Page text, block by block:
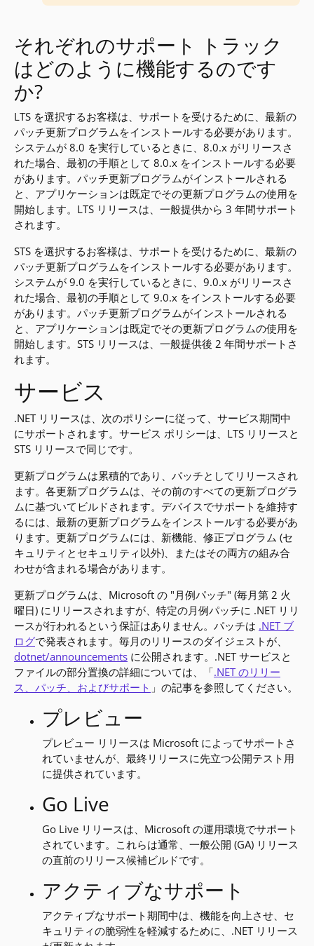
それぞれのサポート トラック
はどのように機能するのです
か?
LTS を選択するお客様は、サポートを受けるために、最新の
パッチ更新プログラムをインストールする必要があります。
システムが 8.0 を実行しているときに、8.0.x がリリースさ
れた場合、最初の手順として 8.0.x をインストールする必要
があります。パッチ更新プログラムがインストールされる
と、アプリケーションは既定でその更新プログラムの使用を
開始します。LTS リリースは、一般提供から 3 年間サポート
されます。
STS を選択するお客様は、サポートを受けるために、最新の
パッチ更新プログラムをインストールする必要があります。
システムが 9.0 を実行しているときに、9.0.x がリリースさ
れた場合、最初の手順として 9.0.x をインストールする必要
があります。パッチ更新プログラムがインストールされる
と、アプリケーションは既定でその更新プログラムの使用を
開始します。STS リリースは、一般提供後 2 年間サポートさ
れます。
サービス
.NET リリースは、次のポリシーに従って、サービス期間中
にサポートされます。サービス ポリシーは、LTS リリースと
STS リリースで同じです。
更新プログラムは累積的であり、パッチとしてリリースされ
ます。各更新プログラムは、その前のすべての更新プログラ
ムに基づいてビルドされます。デバイスでサポートを維持す
るには、最新の更新プログラムをインストールする必要があ
ります。更新プログラムには、新機能、修正プログラム (セ
キュリティとセキュリティ以外)、またはその両方の組み合
わせが含まれる場合があります。
更新プログラムは、Microsoft の "月例パッチ" (毎月第 2 火
曜日) にリリースされますが、特定の月例パッチに .NET リリ
ースが行われるという保証はありません。パッチは .NET ブ
ログで発表されます。毎月のリリースのダイジェストが、
dotnet/announcements に公開されます。.NET サービスと
ファイルの部分置換の詳細については、「.NET のリリー
ス、パッチ、およびサポート 」の記事を参照してください。
プレビュー
プレビュー リリースは Microsoft によってサポートさ
れていませんが、最終リリースに先立つ公開テスト用
に提供されています。
Go Live
Go Live リリースは、Microsoft の運用環境でサポート
されています。これらは通常、一般公開 (GA) リリース
の直前のリリース候補ビルドです。
アクティブなサポート
アクティブなサポート期間中は、機能を向上させ、セ
キュリティの脆弱性を軽減するために、.NET リリース